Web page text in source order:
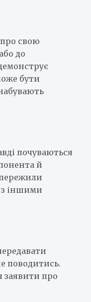
свою
до
бути
почуваються
й
пережили
з іншими
поводитись.
заявити про